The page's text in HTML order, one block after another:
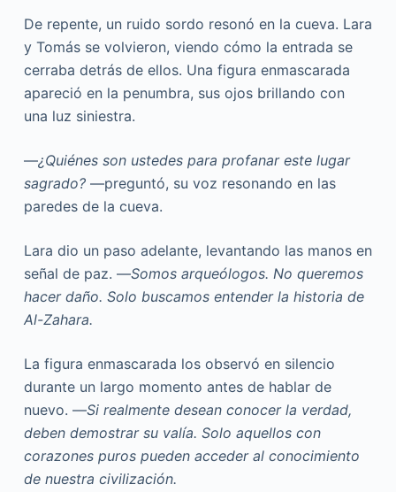
De repente, un ruido sordo resonó en la cueva. Lara
y Tomás se volvieron, viendo cómo la entrada se
cerraba detrás de ellos. Una figura enmascarada
apareció en la penumbra, sus ojos brillando con
una luz siniestra.
—¿Quiénes son ustedes para profanar este lugar
sagrado?—preguntó, su voz resonando en las
paredes de la cueva.
Lara dio un paso adelante, levantando las manos en
señal de paz. —Somos arqueólogos. No queremos
hacer daño. Solo buscamos entender la historia de
Al-Zahara.
La figura enmascarada los observó en silencio
durante un largo momento antes de hablar de
nuevo. —Si realmente desean conocer la verdad,
deben demostrar su valía. Solo aquellos con
corazones puros pueden acceder al conocimiento
de nuestra civilización.